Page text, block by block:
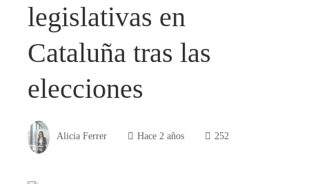
legislativas en
Cataluña tras las
elecciones
Alicia Ferrer Hace 2 años 252